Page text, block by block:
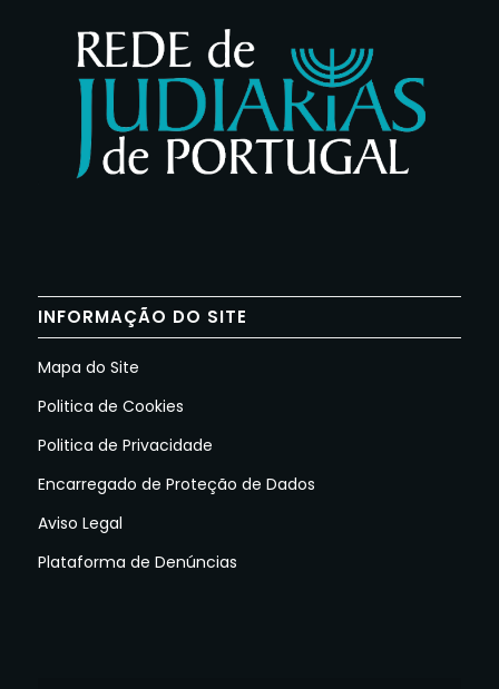
INFORMAÇÃO DO SITE
Mapa do Site
Politica de Cookies
Politica de Privacidade
Encarregado de Proteção de Dados
Aviso Legal
Plataforma de Denúncias